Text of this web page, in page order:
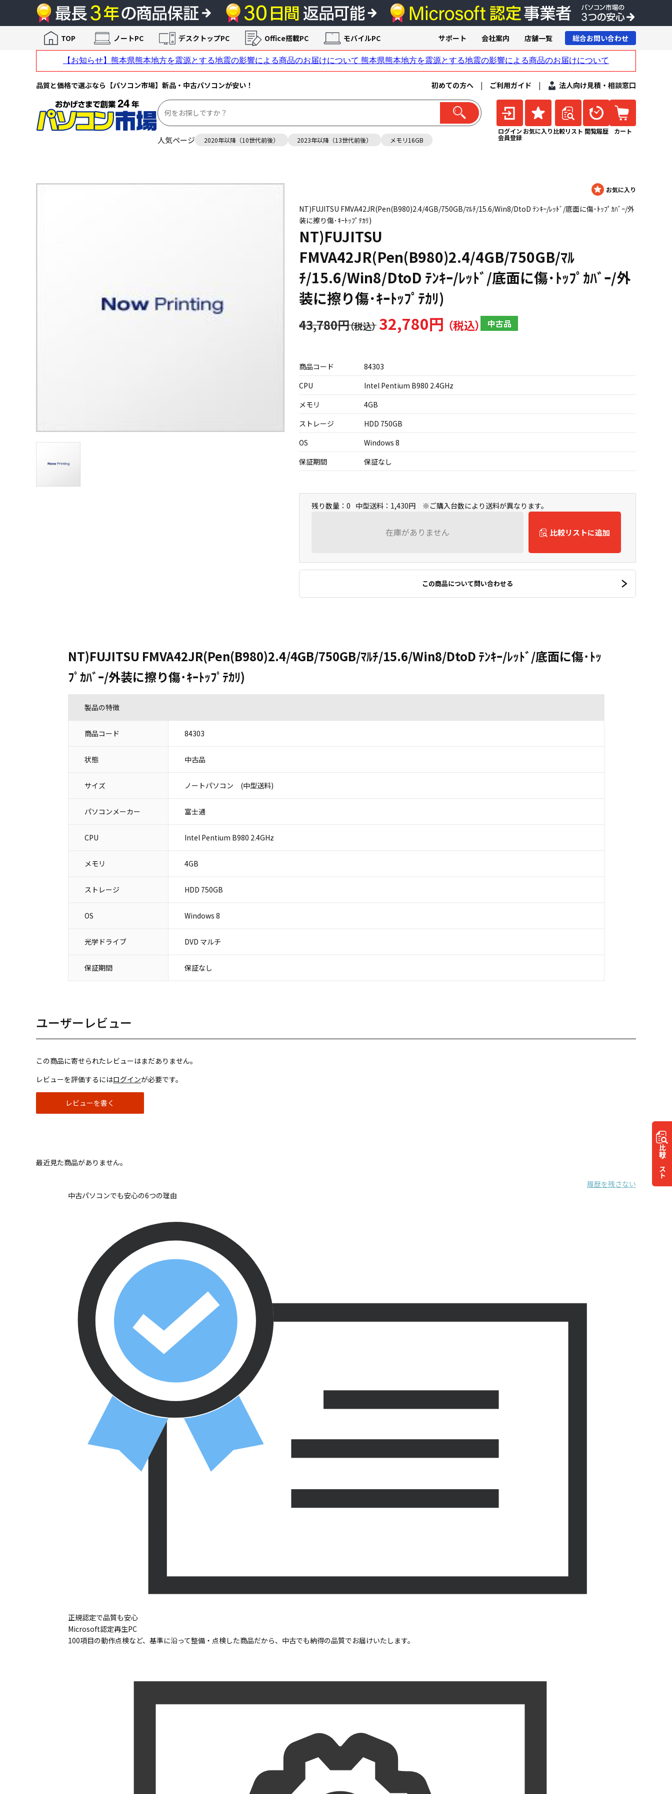
品質と価格で選ぶなら【パソコン市場】新品・中古パソコンが安い！ 初めての方へ | ご利用ガイド | 法人向け見積・相談窓口
人気ページ 2020年以降（10世代前後） 2023年以降（13世代前後） メモリ16GB
ログイン
会員登録
お気に入り 比較リスト 閲覧履歴 カート
TOP ノートPC デスクトップPC Office搭載PC モバイルPC サポート 会社案内 店舗一覧 総合お問い合わせ
NT)FUJITSU FMVA42JR(Pen(B980)2.4/4GB/750GB/ﾏﾙﾁ/15.6/Win8/DtoD ﾃﾝｷｰ/ﾚｯﾄﾞ/底面に傷･ﾄｯﾌﾟｶﾊﾞｰ/外
装に擦り傷･ｷｰﾄｯﾌﾟﾃｶﾘ)
NT)FUJITSU
FMVA42JR(Pen(B980)2.4/4GB/750GB/ﾏﾙ
ﾁ/15.6/Win8/DtoD ﾃﾝｷｰ/ﾚｯﾄﾞ/底面に傷･ﾄｯﾌﾟｶﾊﾞｰ/外
装に擦り傷･ｷｰﾄｯﾌﾟﾃｶﾘ)
32,780円 中古品
43,780円
商品コード
84303
CPU
Intel Pentium B980 2.4GHz
メモリ
4GB
ストレージ
HDD 750GB
OS
Windows 8
保証期間
保証なし
残り数量：0 中型送料：1,430円 ※ご購入台数により送料が異なります。
在庫がありません 比較リストに追加
この商品について問い合わせる
比較
リスト
NT)FUJITSU FMVA42JR(Pen(B980)2.4/4GB/750GB/ﾏﾙﾁ/15.6/Win8/DtoD ﾃﾝｷｰ/ﾚｯﾄﾞ/底面に傷･ﾄｯ
ﾌﾟｶﾊﾞｰ/外装に擦り傷･ｷｰﾄｯﾌﾟﾃｶﾘ)
製品の特徴
商品コード 84303
状態 中古品
サイズ ノートパソコン (中型送料)
パソコンメーカー 富士通
CPU Intel Pentium B980 2.4GHz
メモリ 4GB
ストレージ HDD 750GB
OS Windows 8
光学ドライブ DVD マルチ
保証期間 保証なし
ユーザーレビュー
この商品に寄せられたレビューはまだありません。
レビューを評価するにはログインが必要です。
レビューを書く
最近見た商品がありません。
履歴を残さない
中古パソコンでも安心の6つの理由
正規認定で品質も安心
Microsoft認定再生PC
100項目の動作点検など、基準に沿って整備・点検した商品だから、中古でも納得の品質でお届けいたします。